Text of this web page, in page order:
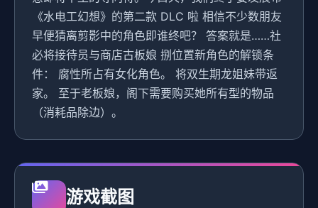
《水电工幻想》的第二款 DLC 啦 相信不少数朋友
早便猜离剪影中的角色即谁终吧？ 答案就是……社
必将接待员与商店古板娘 捌位置新角色的解锁条
件： 腐性所占有女化角色。 将双生期龙姐妹带返
家。 至于老板娘，阁下需要购买她所有型的物品
（消耗品除边）。
游戏截图